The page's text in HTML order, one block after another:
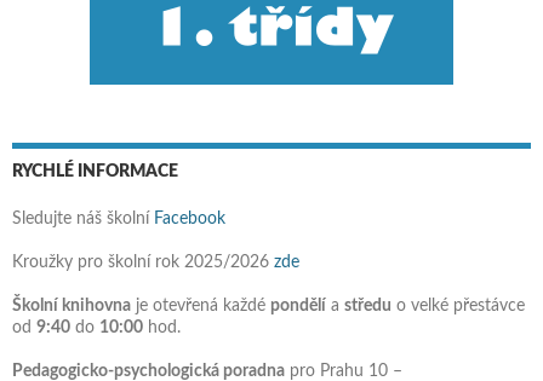
RYCHLÉ INFORMACE
Sledujte náš školní Facebook
Kroužky pro školní rok 2025/2026 zde
Školní knihovna je otevřená každé pondělí a středu o velké přestávce
od 9:40 do 10:00 hod.
Pedagogicko-psychologická poradna pro Prahu 10 –